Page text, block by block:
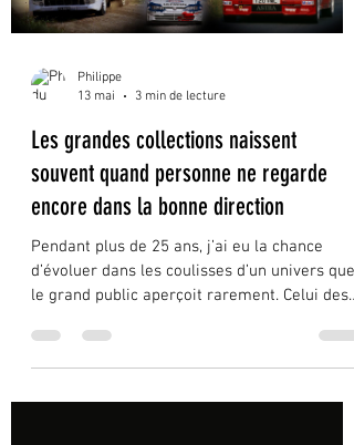
Philippe
13 mai
3 min de lecture
Les grandes collections naissent
souvent quand personne ne regarde
encore dans la bonne direction
Pendant plus de 25 ans, j’ai eu la chance
d’évoluer dans les coulisses d’un univers que
le grand public aperçoit rarement. Celui des
garages confidentiels.Des paddocks.Des
échanges discrets entre passionnés.Et parfois